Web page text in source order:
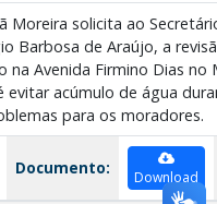
Moreira solicita ao
Barbosa de Araújo, a
na Avenida Firmino Dias no
evitar acúmulo de água
para os moradores.
Documento: Download